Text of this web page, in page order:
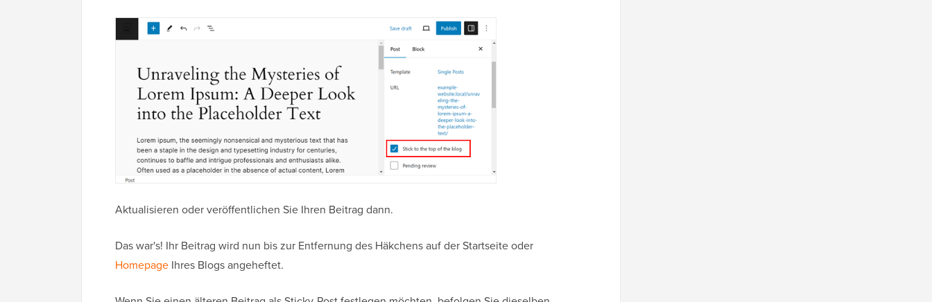
Aktualisieren oder veröffentlichen Sie Ihren Beitrag dann.
Das war's! Ihr Beitrag wird nun bis zur Entfernung des Häkchens auf der Startseite oder
Homepage Ihres Blogs angeheftet.